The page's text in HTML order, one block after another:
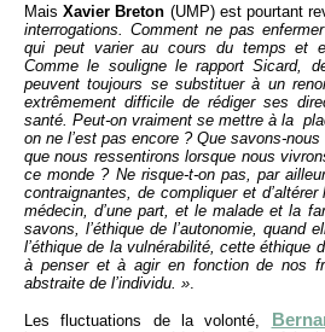
MaisXavier Breton (UMP) est pourtant
interrogations. Comment ne pas
qui peut varier au cours du temps et
Comme le souligne le rapport Sicard,
peuvent toujours se substituer à un
extrêmement difficile de rédiger ses
santé. Peut-on vraiment se mettre à la
on ne l’est pas encore ? Que savons-
que nous ressentirons lorsque nous
ce monde ? Ne risque-t-on pas, par
contraignantes, de compliquer et
médecin, d’une part, et le malade et la
savons, l’éthique de l’autonomie, quand
l’éthique de la vulnérabilité, cette éthique
à penser et à agir en fonction de nos
abstraite de l’individu. »
Les fluctuations de la volonté,